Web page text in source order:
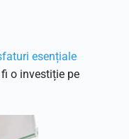
esențiale
o investiție pe